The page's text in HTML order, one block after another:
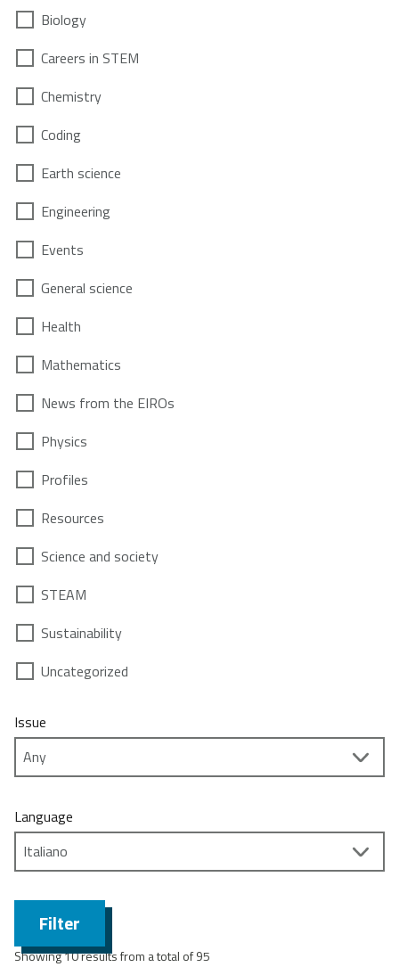
Biology
Careers in STEM
Chemistry
Coding
Earth science
Engineering
Events
General science
Health
Mathematics
News from the EIROs
Physics
Profiles
Resources
Science and society
STEAM
Sustainability
Uncategorized
Issue
Language
Filter
Showing 10 results from a total of 95